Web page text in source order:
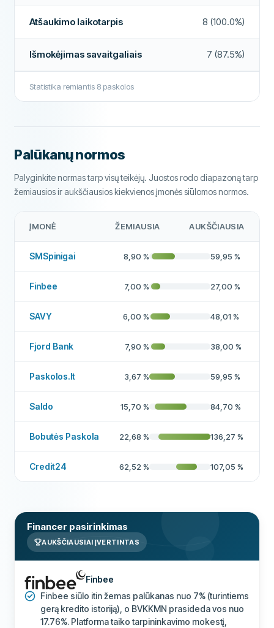
Paskolos pratęsimai Taip
Paskolos brokeris
Mokėjimo valandos
Aukštas patvirtinimo dažnis Ne
Daugiau apie šią įmonę
Atšaukimo laikotarpis 8 (100.0%)
Išmokėjimas savaitgaliais 7 (87.5%)
Statistika remiantis 8 paskolos
ĮMONĖ ŽEMIAUSIA AUKŠČIAUSIA
SMSpinigai 8,90 % 59,95 %
Finbee 7,00 % 27,00 %
SAVY 6,00 % 48,01 %
Fjord Bank 7,90 % 38,00 %
Paskolos.lt 3,67 % 59,95 %
Saldo 15,70 % 84,70 %
Bobutės Paskola 22,68 % 136,27 %
Credit24 62,52 % 107,05 %
Palūkanų normos
Palyginkite normas tarp visų teikėjų. Juostos rodo diapazoną tarp
žemiausios ir aukščiausios kiekvienos įmonės siūlomos normos.
Financer pasirinkimas
AUKŠČIAUSIAI ĮVERTINTAS
Finbee
Finbee siūlo itin žemas palūkanas nuo 7% (turintiems
gerą kredito istoriją), o BVKKMN prasideda vos nuo
17.76%. Platforma taiko tarpininkavimo mokestį,